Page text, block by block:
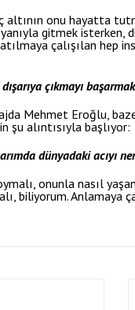
altının onu hayatta
gitmek isterken,
çalışılan hep
çıkmayı
Mehmet Eroğlu,
şu alıntısıyla başlıyor:
dünyadaki acıyı
onunla nasıl
biliyorum. Anlamaya